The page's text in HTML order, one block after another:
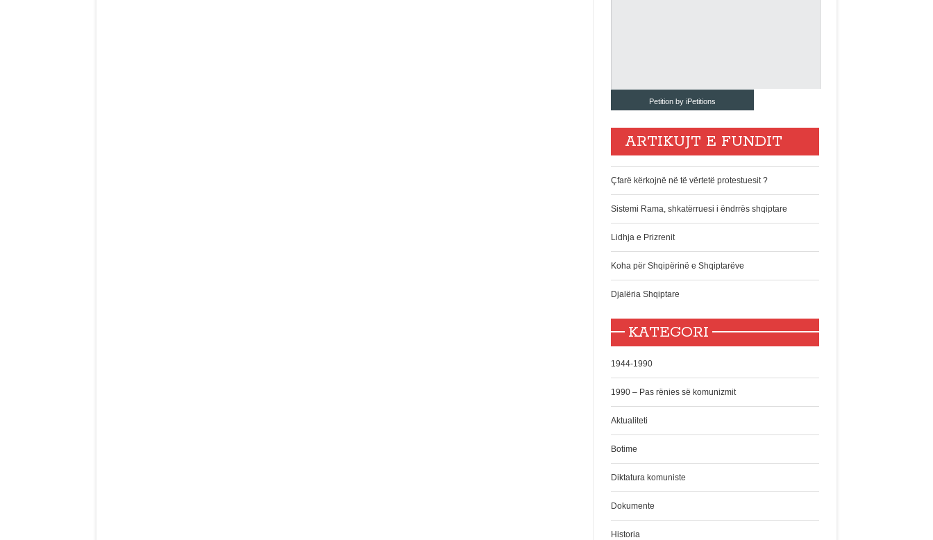
Petition by iPetitions
ARTIKUJT E FUNDIT
Çfarë kërkojnë në të vërtetë protestuesit ?
Sistemi Rama, shkatërruesi i ëndrrës shqiptare
Lidhja e Prizrenit
Koha për Shqipërinë e Shqiptarëve
Djalëria Shqiptare
KATEGORI
1944-1990
1990 – Pas rënies së komunizmit
Aktualiteti
Botime
Diktatura komuniste
Dokumente
Historia